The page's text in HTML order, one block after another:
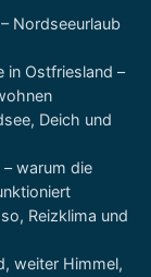
Nordseeurlaub
Ostfriesland –
Deich und
– warum die
Reizklima und
weiter Himmel,